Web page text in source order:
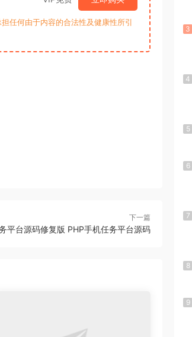
任何由于内容的合法性及健康性所引
下一篇
平台源码修复版 PHP手机任务平台源码
3
4
5
6
7
8
9